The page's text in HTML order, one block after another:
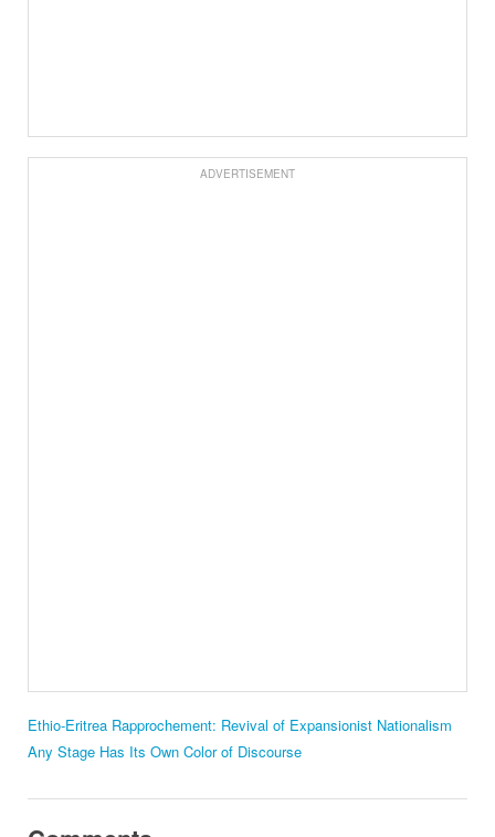
ADVERTISEMENT
Ethio-Eritrea Rapprochement: Revival of Expansionist Nationalism
Any Stage Has Its Own Color of Discourse